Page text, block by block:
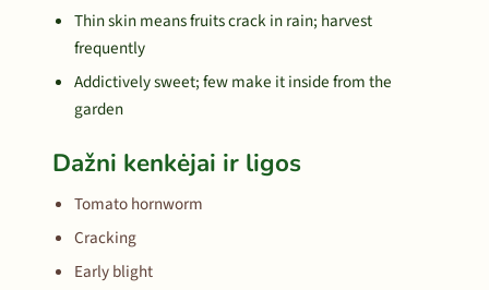
Thin skin means fruits crack in rain; harvest
frequently
Addictively sweet; few make it inside from the
garden
Dažni kenkėjai ir ligos
Tomato hornworm
Cracking
Early blight